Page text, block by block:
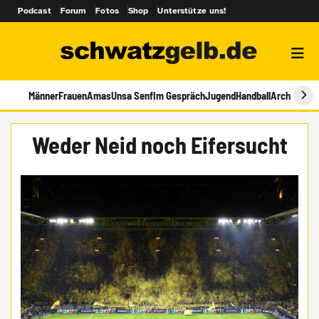
Podcast Forum Fotos Shop Unterstütze uns!
MännerFrauenAmasUnsa SenfIm GesprächJugendHandballArchiv
Weder Neid noch Eifersucht